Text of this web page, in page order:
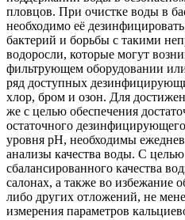
пловцов. При очистке воды в
необходимо её
бактерий и борьбы с такими
водоросли, которые могут
фильтрующем оборудовании
ряд доступных
хлор, бром и озон. Для
же с целью обеспечения
остаточного
уровня pH, необходимы
анализы качества воды. С
сбалансированного качества
салонах, а также во избежание
либо других отложений, не
измерения параметров